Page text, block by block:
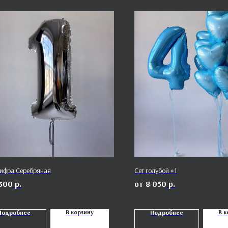
Серебряная
р.
В корзину
Сет голубой #1
8 050 р.
Подробнее В